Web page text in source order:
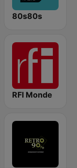
80s80s
RFI Monde